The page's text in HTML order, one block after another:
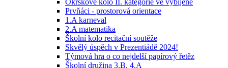
Okrskové kolo II. kategorie ve vybíjené
Prvňáci - prostorová orientace
1.A karneval
2.A matematika
Školní kolo recitační soutěže
Skvělý úspěch v Prezentiádě 2024!
Týmová hra o co nejdelší papírový řetěz
Školní družina 3.B, 4.A